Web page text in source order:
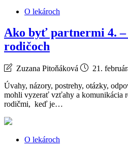
O lekároch
Ako byť partnermi 4. –
rodičoch
Zuzana Pitoňáková 21.
Úvahy, názory, postrehy, otázky,
mohli vyzerať vzťahy a komunikácia
rodičmi, keď je…
O lekároch